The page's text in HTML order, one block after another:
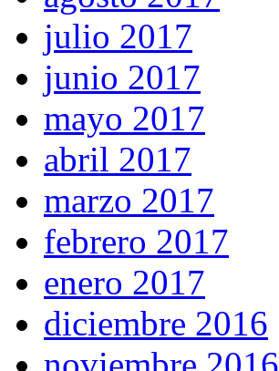
julio 2017
junio 2017
mayo 2017
abril 2017
marzo 2017
febrero 2017
enero 2017
diciembre 2016